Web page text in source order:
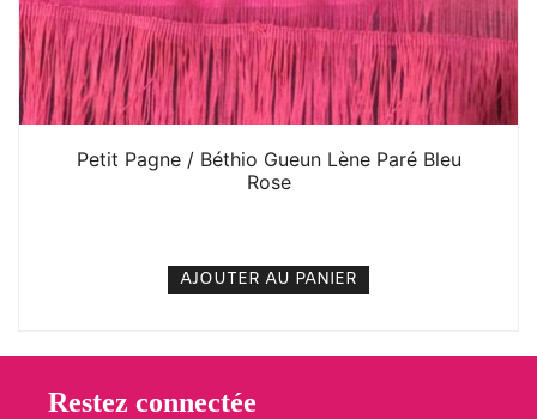
Petit Pagne / Béthio Gueun Lène Paré Bleu
Rose
AJOUTER AU PANIER
Restez connectée